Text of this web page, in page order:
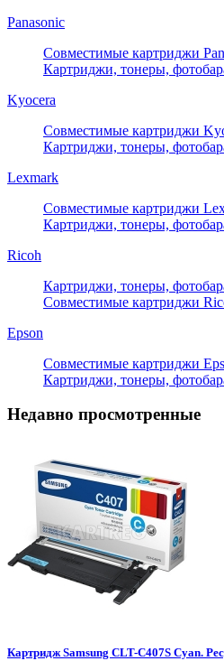
Panasonic
Совместимые картриджи
Картриджи, тонеры,
Kyocera
Совместимые картриджи
Картриджи, тонеры,
Lexmark
Совместимые картриджи
Картриджи, тонеры,
Ricoh
Картриджи, тонеры,
Совместимые картриджи
Epson
Совместимые картриджи
Картриджи, тонеры,
Недавно просмотренные
Картридж Samsung CLT-C407S Cyan.